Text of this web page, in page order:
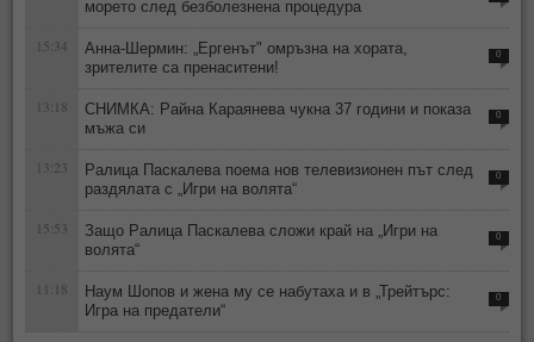
морето след безболезнена процедура
15:34
Анна-Шермин: „Ергенът" омръзна на хората,
зрителите са пренаситени!
0
13:18
СНИМКА: Райна Караянева чукна 37 години и показа
мъжа си
0
13:23
Ралица Паскалева поема нов телевизионен път след
раздялата с „Игри на волята“
0
15:53
Защо Ралица Паскалева сложи край на „Игри на
волята“
0
11:18
Наум Шопов и жена му се набутаха и в „Трейтърс:
Игра на предатели“
0